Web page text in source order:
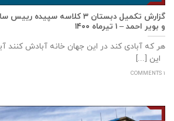
گزارش تکمیل دبستان ۳ کلاسه
و بوير احمد – ۱ تیرماه ۱۴۰۰
هر که آبادی کند در این جهان خانه آبادش کنند
این [...]
1 COMMENTS